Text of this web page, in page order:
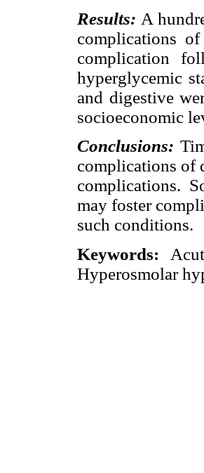
Results: A
complications
complication
hyperglycemic
and digestive
socioeconomic
Conclusions:
complications of
complications.
may foster
such conditions.
Keywords:
Hyperosmolar